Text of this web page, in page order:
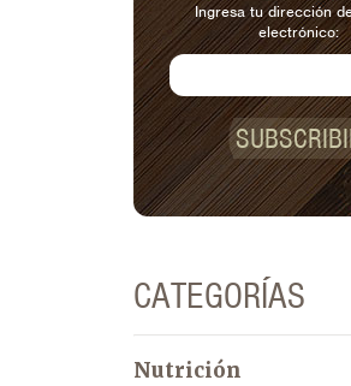
Ingresa tu dirección
electrónico:
CATEGORÍAS
Nutrición